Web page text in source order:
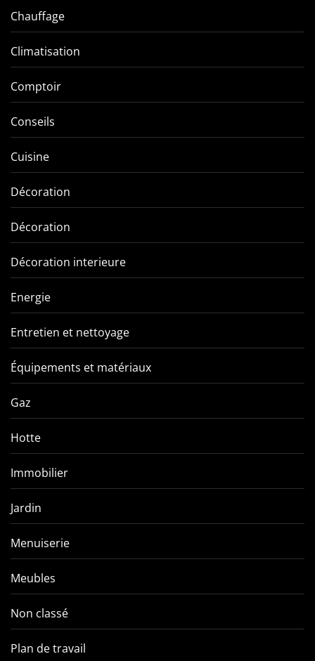
Chauffage
Climatisation
Comptoir
Conseils
Cuisine
Décoration
Décoration
Décoration interieure
Energie
Entretien et nettoyage
Équipements et matériaux
Gaz
Hotte
Immobilier
Jardin
Menuiserie
Meubles
Non classé
Plan de travail